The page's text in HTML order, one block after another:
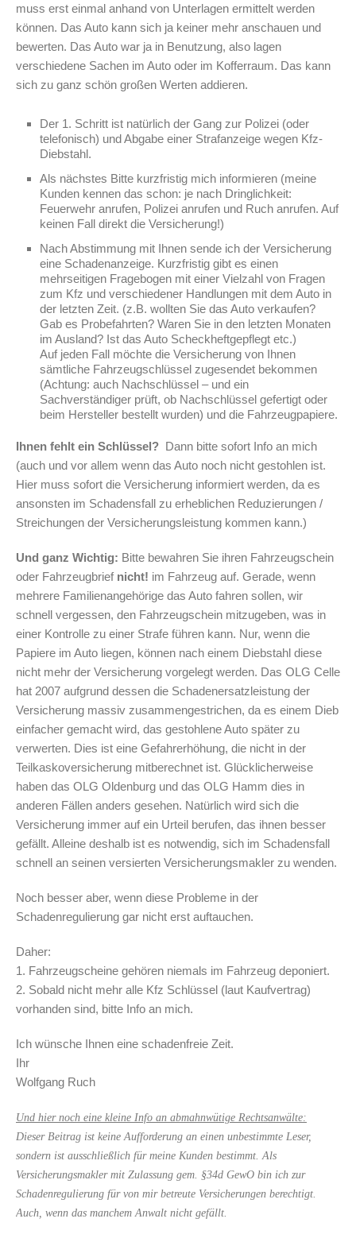
muss erst einmal anhand von Unterlagen ermittelt werden
können. Das Auto kann sich ja keiner mehr anschauen und
bewerten. Das Auto war ja in Benutzung, also lagen
verschiedene Sachen im Auto oder im Kofferraum. Das kann
sich zu ganz schön großen Werten addieren.
Der 1. Schritt ist natürlich der Gang zur Polizei (oder
telefonisch) und Abgabe einer Strafanzeige wegen Kfz-
Diebstahl.
Als nächstes Bitte kurzfristig mich informieren (meine
Kunden kennen das schon: je nach Dringlichkeit:
Feuerwehr anrufen, Polizei anrufen und Ruch anrufen. Auf
keinen Fall direkt die Versicherung!)
Nach Abstimmung mit Ihnen sende ich der Versicherung
eine Schadenanzeige. Kurzfristig gibt es einen
mehrseitigen Fragebogen mit einer Vielzahl von Fragen
zum Kfz und verschiedener Handlungen mit dem Auto in
der letzten Zeit. (z.B. wollten Sie das Auto verkaufen?
Gab es Probefahrten? Waren Sie in den letzten Monaten
im Ausland? Ist das Auto Scheckheftgepflegt etc.)
Auf jeden Fall möchte die Versicherung von Ihnen
sämtliche Fahrzeugschlüssel zugesendet bekommen
(Achtung: auch Nachschlüssel – und ein
Sachverständiger prüft, ob Nachschlüssel gefertigt oder
beim Hersteller bestellt wurden) und die Fahrzeugpapiere.
Ihnen fehlt ein Schlüssel? Dann bitte sofort Info an mich
(auch und vor allem wenn das Auto noch nicht gestohlen ist.
Hier muss sofort die Versicherung informiert werden, da es
ansonsten im Schadensfall zu erheblichen Reduzierungen /
Streichungen der Versicherungsleistung kommen kann.)
Und ganz Wichtig: Bitte bewahren Sie ihren Fahrzeugschein
oder Fahrzeugbrief nicht! im Fahrzeug auf. Gerade, wenn
mehrere Familienangehörige das Auto fahren sollen, wir
schnell vergessen, den Fahrzeugschein mitzugeben, was in
einer Kontrolle zu einer Strafe führen kann. Nur, wenn die
Papiere im Auto liegen, können nach einem Diebstahl diese
nicht mehr der Versicherung vorgelegt werden. Das OLG Celle
hat 2007 aufgrund dessen die Schadenersatzleistung der
Versicherung massiv zusammengestrichen, da es einem Dieb
einfacher gemacht wird, das gestohlene Auto später zu
verwerten. Dies ist eine Gefahrerhöhung, die nicht in der
Teilkaskoversicherung mitberechnet ist. Glücklicherweise
haben das OLG Oldenburg und das OLG Hamm dies in
anderen Fällen anders gesehen. Natürlich wird sich die
Versicherung immer auf ein Urteil berufen, das ihnen besser
gefällt. Alleine deshalb ist es notwendig, sich im Schadensfall
schnell an seinen versierten Versicherungsmakler zu wenden.
Noch besser aber, wenn diese Probleme in der
Schadenregulierung gar nicht erst auftauchen.
Daher:
1. Fahrzeugscheine gehören niemals im Fahrzeug deponiert.
2. Sobald nicht mehr alle Kfz Schlüssel (laut Kaufvertrag)
vorhanden sind, bitte Info an mich.
Ich wünsche Ihnen eine schadenfreie Zeit.
Ihr
Wolfgang Ruch
Und hier noch eine kleine Info an abmahnwütige Rechtsanwälte:
Dieser Beitrag ist keine Aufforderung an einen unbestimmte Leser,
sondern ist ausschließlich für meine Kunden bestimmt. Als
Versicherungsmakler mit Zulassung gem. §34d GewO bin ich zur
Schadenregulierung für von mir betreute Versicherungen berechtigt.
Auch, wenn das manchem Anwalt nicht gefällt.